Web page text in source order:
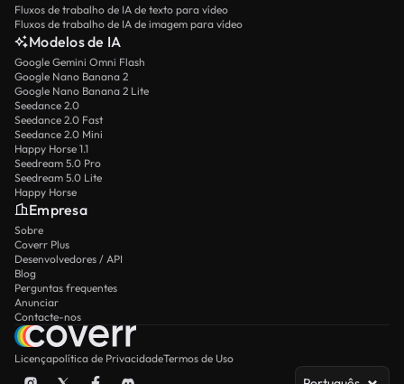
Fluxos de trabalho de IA de texto para vídeo
Fluxos de trabalho de IA de imagem para vídeo
Modelos de IA
Google Gemini Omni Flash
Google Nano Banana 2
Google Nano Banana 2 Lite
Seedance 2.0
Seedance 2.0 Fast
Seedance 2.0 Mini
Happy Horse 1.1
Seedream 5.0 Pro
Seedream 5.0 Lite
Happy Horse
Empresa
Sobre
Coverr Plus
Desenvolvedores / API
Blog
Perguntas frequentes
Anunciar
Contacte-nos
Licençapolítica de PrivacidadeTermos de Uso